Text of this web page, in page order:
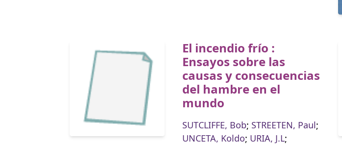
El incendio frío :
Ensayos sobre las
causas y consecuencias
del hambre en el
mundo
SUTCLIFFE, Bob; STREETEN, Paul;
UNCETA, Koldo; URIA, J.L;